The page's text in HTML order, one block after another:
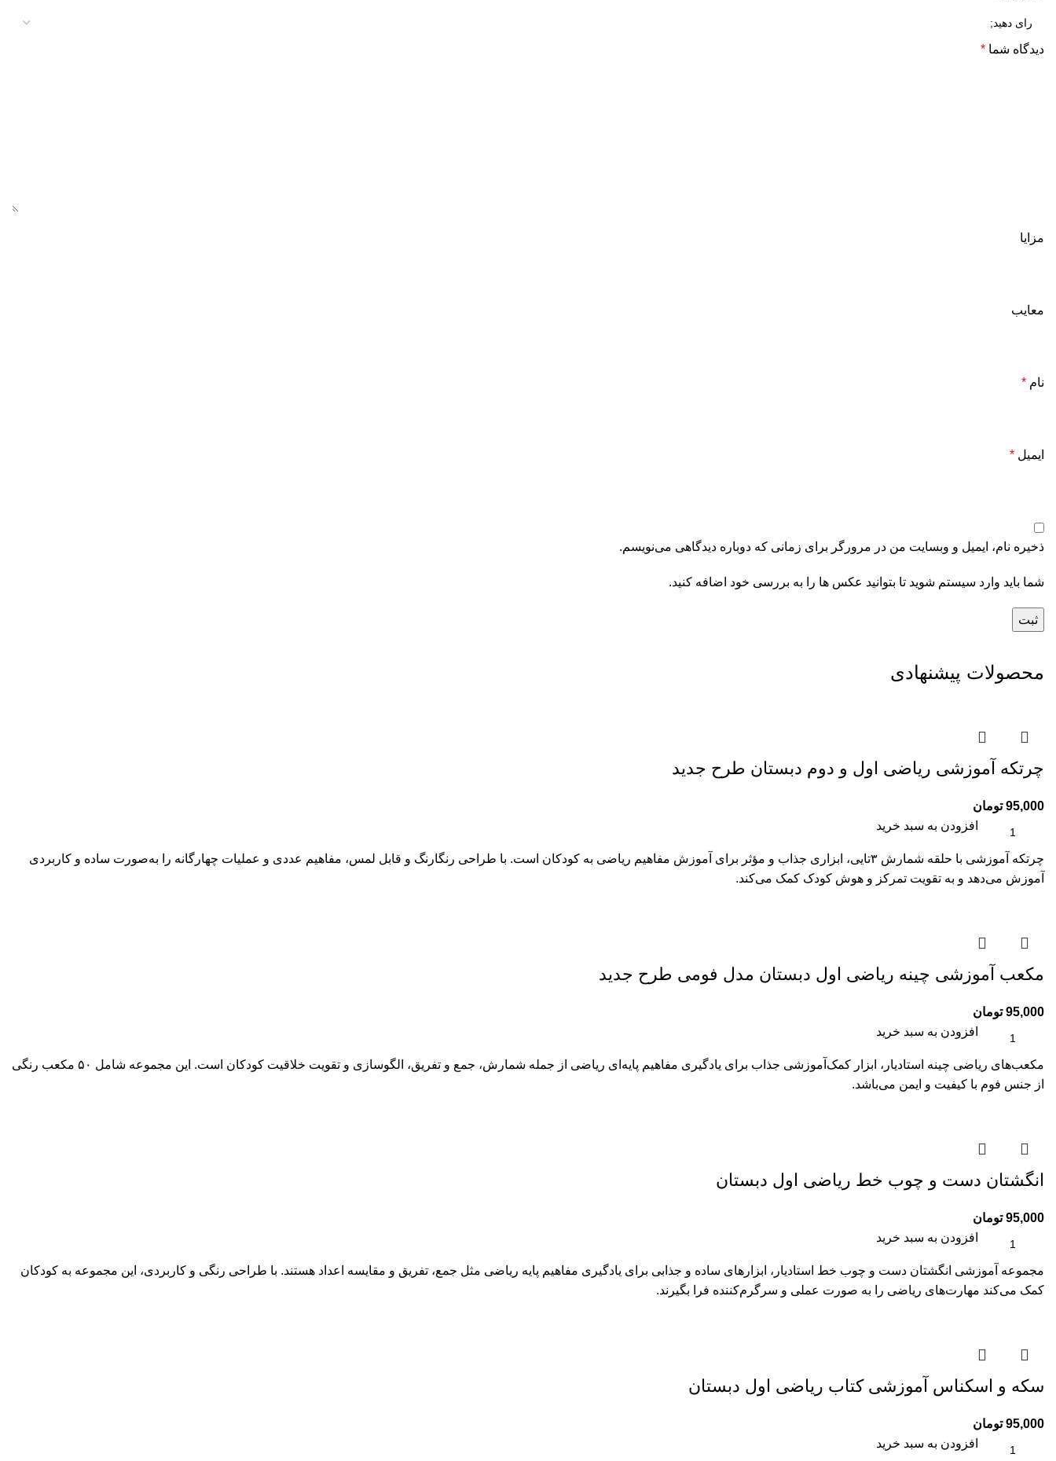
دیدگاه شما *
مزایا
معایب
نام *
ایمیل *
ذخیره نام، ایمیل و وبسایت من در مرورگر برای زمانی که دوباره دیدگاهی می‌نویسم.
شما باید وارد سیستم شوید تا بتوانید عکس ها را به بررسی خود اضافه کنید.
محصولات پیشنهادی
چرتکه آموزشی ریاضی اول و دوم دبستان طرح جدید
95,000 تومان
افزودن به سبد خرید
چرتکه آموزشی با حلقه شمارش ۳تایی، ابزاری جذاب و مؤثر برای آموزش مفاهیم ریاضی به کودکان است. با طراحی رنگارنگ و قابل لمس، مفاهیم عددی و عملیات چهارگانه را به‌صورت ساده و کاربردی
آموزش می‌دهد و به تقویت تمرکز و هوش کودک کمک می‌کند.
مکعب آموزشی چینه ریاضی اول دبستان مدل فومی طرح جدید
95,000 تومان
افزودن به سبد خرید
مکعب‌های ریاضی چینه استادیار، ابزار کمک‌آموزشی جذاب برای یادگیری مفاهیم پایه‌ای ریاضی از جمله شمارش، جمع و تفریق، الگو‌سازی و تقویت خلاقیت کودکان است. این مجموعه شامل ۵۰ مکعب رنگی
از جنس فوم با کیفیت و ایمن می‌باشد.
انگشتان دست و چوب خط ریاضی اول دبستان
95,000 تومان
افزودن به سبد خرید
مجموعه آموزشی انگشتان دست و چوب خط استادیار، ابزارهای ساده و جذابی برای یادگیری مفاهیم پایه ریاضی مثل جمع، تفریق و مقایسه اعداد هستند. با طراحی رنگی و کاربردی، این مجموعه به کودکان
کمک می‌کند مهارت‌های ریاضی را به صورت عملی و سرگرم‌کننده فرا بگیرند.
سکه و اسکناس آموزشی کتاب ریاضی اول دبستان
95,000 تومان
افزودن به سبد خرید